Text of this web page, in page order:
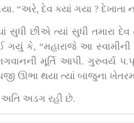
“અરે, દેવ ક્યાં ગયા ? દેખાતા
છીએ ત્યાં સુધી તમારા
કે, “મહારાજે આ સ્વામીની
મૂર્તિ આપી. ગુરુવર્ય
ઊભા થયા ત્યાં બાજુના
અતિ અડગ રહી છે.